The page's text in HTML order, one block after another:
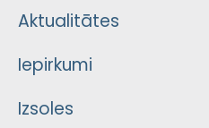
Aktualitātes
Iepirkumi
Izsoles